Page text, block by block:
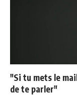
"Si tu mets le
de te parler"